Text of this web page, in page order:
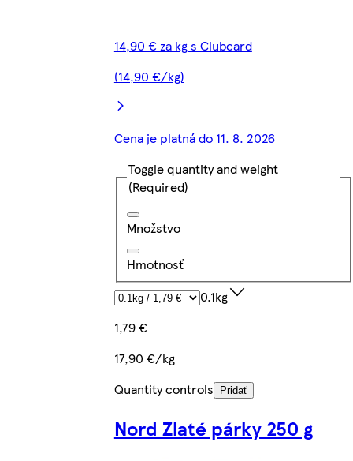
14,90 € za kg s Clubcard
(14,90 €/kg)
Cena je platná do 11. 8. 2026
Toggle quantity and weight
(Required)
Množstvo
Hmotnosť
0.1kg
1,79 €
17,90 €/kg
Quantity controls
Pridať
Nord Zlaté párky 250 g